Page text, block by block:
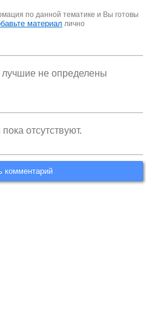
по данной тематике и Вы готовы
материал лично
не определены
отсутствуют.
комментарий